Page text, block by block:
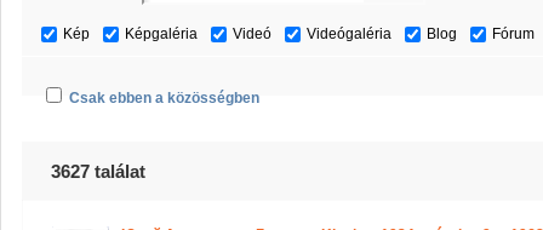
Kép Képgaléria Videó Videógaléria Blog Fórum
Csak ebben a közösségben
3627 találat